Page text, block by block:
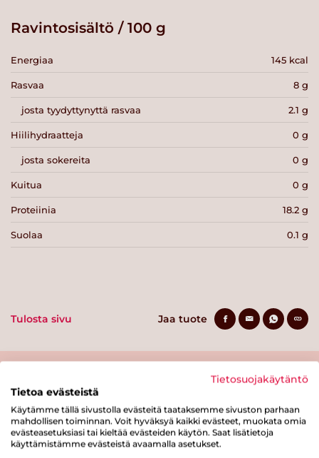
Ravintosisältö / 100 g
Energiaa 145 kcal
Rasvaa 8 g
josta tyydyttynyttä rasvaa 2.1 g
Hiilihydraatteja 0 g
josta sokereita 0 g
Kuitua 0 g
Proteiinia 18.2 g
Suolaa 0.1 g
Tulosta sivu Jaa tuote
Tästä merkistä tunnistat
Tietosuojakäytäntö
Tietoa evästeistä
Käytämme tällä sivustolla evästeitä taataksemme sivuston parhaan
mahdollisen toiminnan. Voit hyväksyä kaikki evästeet, muokata omia
evästeasetuksiasi tai kieltää evästeiden käytön. Saat lisätietoja
käyttämistämme evästeistä avaamalla asetukset.